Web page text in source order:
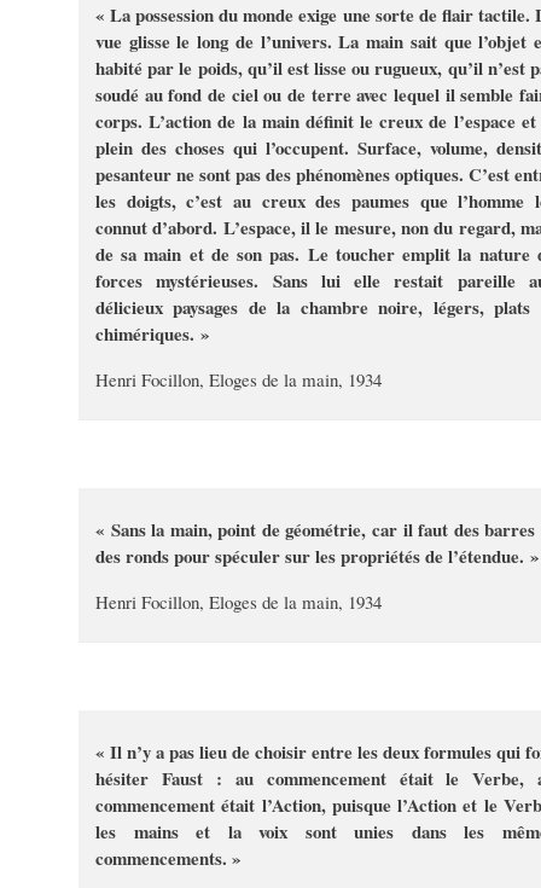
« La possession du monde exige une sorte de flair tactile.
vue glisse le long de l’univers. La main sait que l’objet
habité par le poids, qu’il est lisse ou rugueux, qu’il n’est
soudé au fond de ciel ou de terre avec lequel il semble
corps. L’action de la main définit le creux de l’espace
plein des choses qui l’occupent. Surface, volume,
pesanteur ne sont pas des phénomènes optiques. C’est
les doigts, c’est au creux des paumes que l’homme
connut d’abord. L’espace, il le mesure, non du regard,
de sa main et de son pas. Le toucher emplit la nature
forces mystérieuses. Sans lui elle restait pareille
délicieux paysages de la chambre noire, légers, plats
chimériques. »
Henri Focillon, Eloges de la main, 1934
« Sans la main, point de géométrie, car il faut des barres
des ronds pour spéculer sur les propriétés de l’étendue. »
Henri Focillon, Eloges de la main, 1934
« Il n’y a pas lieu de choisir entre les deux formules qui
hésiter Faust : au commencement était le Verbe,
commencement était l’Action, puisque l’Action et le
les mains et la voix sont unies dans les
commencements. »